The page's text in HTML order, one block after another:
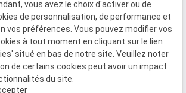
Lundi sur rendez-vous.
Politique de
Gestion
des
cookies
Plan du
site
vous avez le choix d'activer ou de
de personnalisation, de performance et
vos préférences. Vous pouvez modifier vos
à tout moment en cliquant sur le lien
situé en bas de notre site. Veuillez noter
de certains cookies peut avoir un impact
du site.